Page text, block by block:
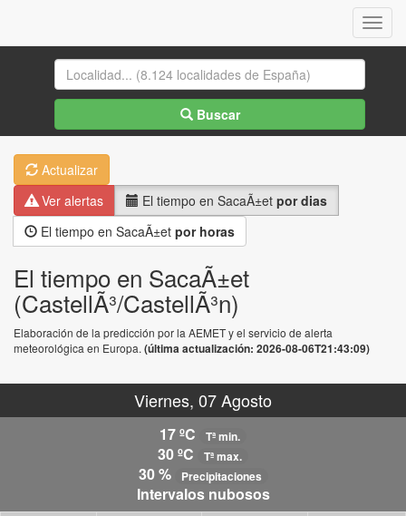
Menu
Buscar
Actualizar
Ver alertas
El tiempo en SacaÃ±et por dias
El tiempo en SacaÃ±et por horas
El tiempo en SacaÃ±et
(CastellÃ³/CastellÃ³n)
Elaboración de la predicción por la AEMET y el servicio de alerta
meteorológica en Europa. (última actualización: 2026-08-06T21:43:09)
Viernes, 07 Agosto
17 ºC Tª min.
30 ºC Tª max.
30 % Precipitaciones
Intervalos nubosos